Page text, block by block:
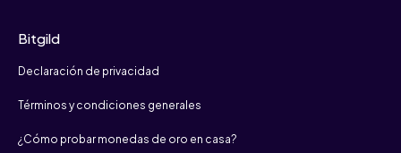
Bitgild
Declaración de privacidad
Términos y condiciones generales
¿Cómo probar monedas de oro en casa?